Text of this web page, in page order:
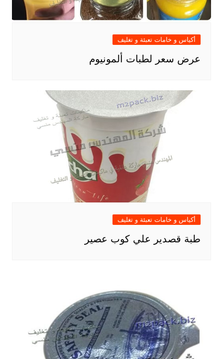
أكياس و خامات تعبئة و تغليف
عرض سعر لطبات ألمونيوم
أكياس و خامات تعبئة و تغليف
طبة قصدير علي كوب عصير